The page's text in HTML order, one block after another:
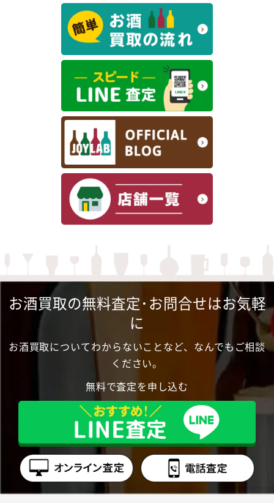
お酒買取の無料査定･お問合せはお気軽
に
お酒買取についてわからないことなど、なんでもご相談
ください。
無料で査定を申し込む